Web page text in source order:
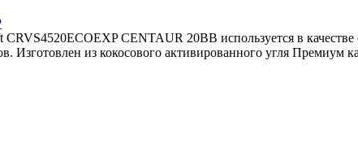
CENTAUR 20BB используется в
Изготовлен из кокосового активированного угля Премиум